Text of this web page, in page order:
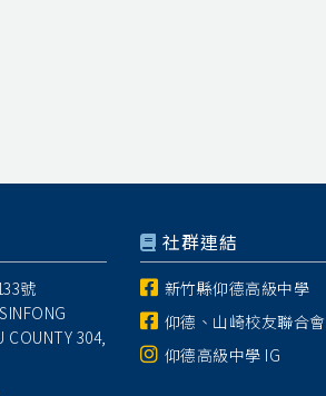
號
COUNTY 304,
社群連結
新竹縣仰德高級中學
仰德、山崎校友聯合會
仰德高級中學 IG